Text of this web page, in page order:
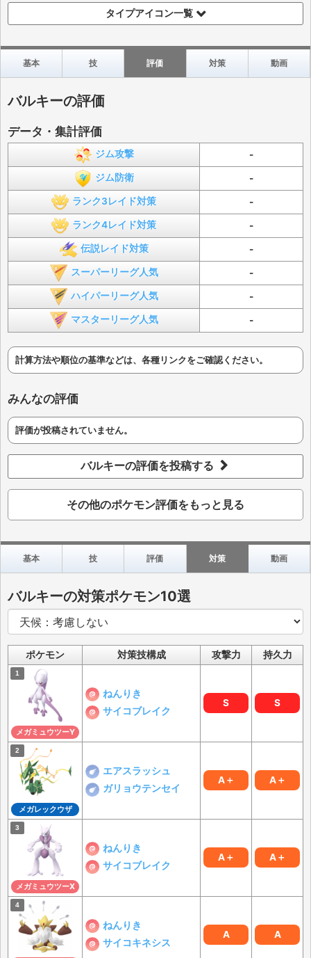
タイプアイコン一覧
基本 技 評価 対策 動画
バルキーの評価
データ・集計評価
ジム攻撃 -
ジム防衛 -
ランク3レイド対策 -
ランク4レイド対策 -
伝説レイド対策 -
スーパーリーグ人気 -
ハイパーリーグ人気 -
マスターリーグ人気 -
計算方法や順位の基準などは、各種リンクをご確認ください。
みんなの評価
評価が投稿されていません。
バルキーの評価を投稿する
その他のポケモン評価をもっと見る
基本 技 評価 対策 動画
バルキーの対策ポケモン10選
ポケモン 対策技構成 攻撃力 持久力
メガミュウツーY
ねんりき
サイコブレイク
S S
メガレックウザ
エアスラッシュ
ガリョウテンセイ
A＋ A＋
メガミュウツーX
ねんりき
サイコブレイク
A＋ A＋
ねんりき
サイコキネシス
A A